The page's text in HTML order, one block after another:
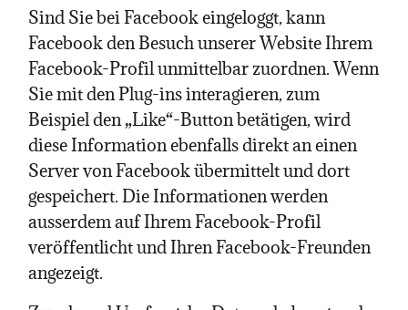
Sind Sie bei Facebook eingeloggt, kann
Facebook den Besuch unserer Website Ihrem
Facebook-Profil unmittelbar zuordnen. Wenn
Sie mit den Plug-ins interagieren, zum
Beispiel den „Like“-Button betätigen, wird
diese Information ebenfalls direkt an einen
Server von Facebook übermittelt und dort
gespeichert. Die Informationen werden
ausserdem auf Ihrem Facebook-Profil
veröffentlicht und Ihren Facebook-Freunden
angezeigt.